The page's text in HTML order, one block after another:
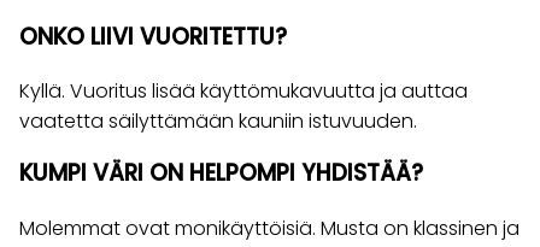
ONKO LIIVI VUORITETTU?
Kyllä. Vuoritus lisää käyttömukavuutta ja auttaa
vaatetta säilyttämään kauniin istuvuuden.
KUMPI VÄRI ON HELPOMPI YHDISTÄÄ?
Molemmat ovat monikäyttöisiä. Musta on klassinen ja